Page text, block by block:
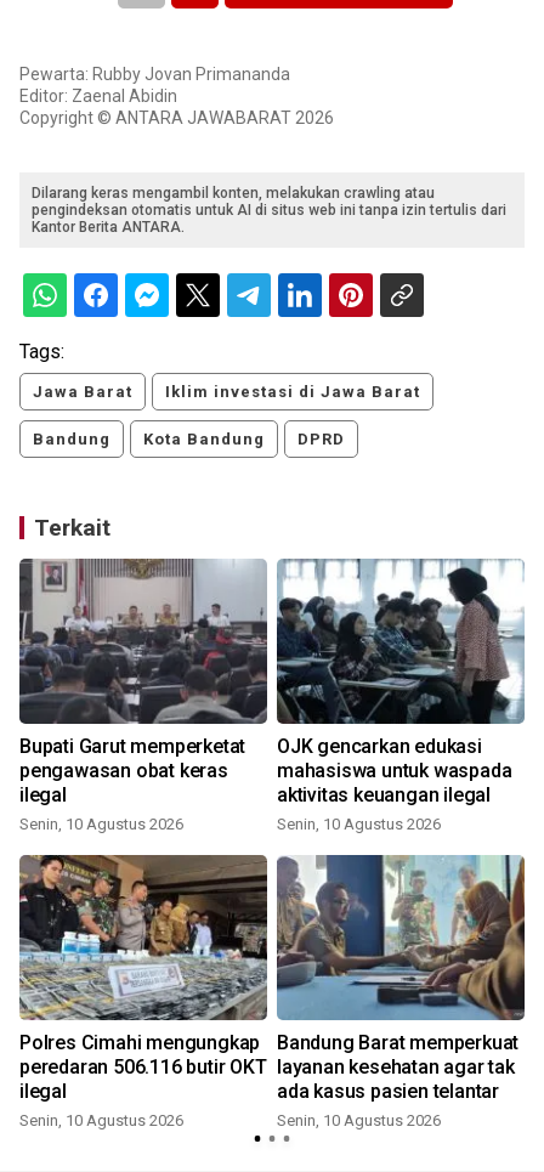
Pewarta: Rubby Jovan Primananda
Editor: Zaenal Abidin
Copyright © ANTARA JAWABARAT 2026
Dilarang keras mengambil konten, melakukan crawling atau
pengindeksan otomatis untuk AI di situs web ini tanpa izin tertulis dari
Kantor Berita ANTARA.
Tags:
Jawa Barat Iklim investasi di Jawa Barat
Bandung Kota Bandung DPRD
Terkait
Bupati Garut memperketat
pengawasan obat keras
ilegal
Senin, 10 Agustus 2026
OJK gencarkan edukasi
mahasiswa untuk waspada
aktivitas keuangan ilegal
Senin, 10 Agustus 2026
Polres Cimahi mengungkap
peredaran 506.116 butir OKT
ilegal
Senin, 10 Agustus 2026
Bandung Barat memperkuat
layanan kesehatan agar tak
ada kasus pasien telantar
Senin, 10 Agustus 2026